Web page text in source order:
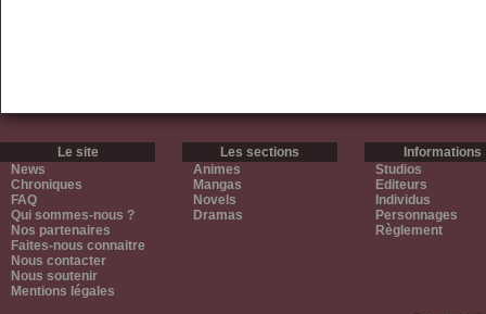
Le site
News
Chroniques
FAQ
Qui sommes-nous ?
Nos partenaires
Faites-nous connaitre
Nous contacter
Nous soutenir
Mentions légales
Les sections
Animes
Mangas
Novels
Dramas
Informations
Studios
Editeurs
Individus
Personnages
Règlement